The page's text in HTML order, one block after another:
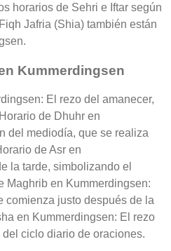
horarios de Sehri e Iftar según
Jafria (Shia) también están
Kummerdingsen
El rezo del amanecer,
de Dhuhr en
del mediodía, que se realiza
de Asr en
la tarde, simbolizando el
Maghrib en Kummerdingsen:
comienza justo después de la
en Kummerdingsen: El rezo
ciclo diario de oraciones.